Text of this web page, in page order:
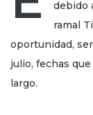
debido
ramal
oportunidad,
julio, fechas
largo.